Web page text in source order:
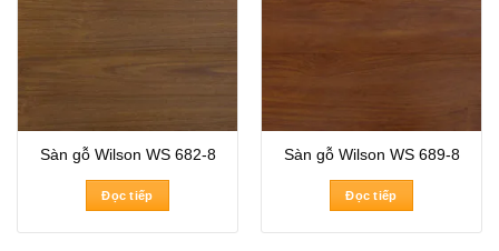
Sàn gỗ Wilson WS 682-8
Đọc tiếp
Sàn gỗ Wilson WS 689-8
Đọc tiếp